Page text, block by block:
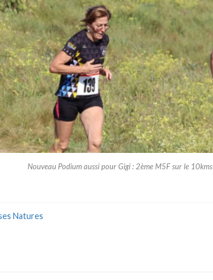
Nouveau Podium aussi pour Gigi : 2ème M5F sur le 10kms
Natures